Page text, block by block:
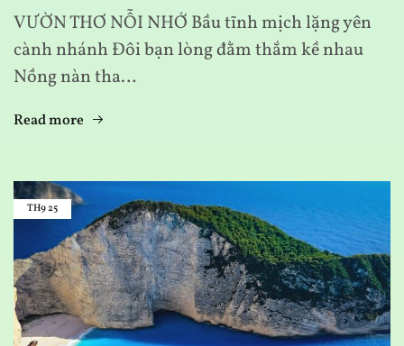
VƯỜN THƠ NỖI NHỚ Bầu tĩnh mịch lặng yên
cành nhánh Đôi bạn lòng đằm thắm kề nhau
Nồng nàn tha…
Read more
TH925